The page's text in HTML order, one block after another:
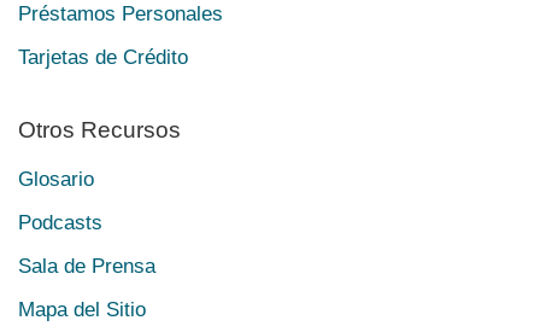
Préstamos Personales
Tarjetas de Crédito
Otros Recursos
Glosario
Podcasts
Sala de Prensa
Mapa del Sitio